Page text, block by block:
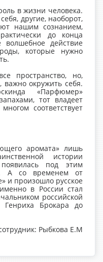
в жизни человека.
другие, наоборот,
нашим сознанием,
до конца
действие
которые нужно
пространство, но,
окружить себя.
«Парфюмер»
тот владеет
соответствует
аромата» лишь
истории
под этим
А со временем от
и произошло русское
в России стал
российской
Брокара до
Рыбкова Е.М